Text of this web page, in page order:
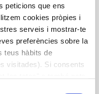
peticions que ens
cookies pròpies i
serveis i mostrar-te
preferències sobre la
teus hàbits de
visitades). Si consents